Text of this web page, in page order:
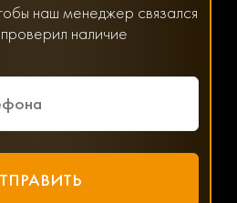
наш менеджер связался
наличие